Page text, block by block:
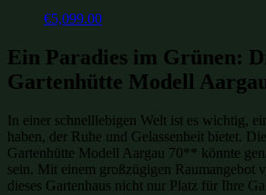
€5,099.00
Ein Paradies im Grünen:
Gartenhütte Modell
In einer schnelllebigen Welt ist es wichtig,
haben, der Ruhe und Gelassenheit bietet.
Gartenhütte Modell Aargau 70** könnte
sein. Mit einem großzügigen Raumangebot
dieses Gartenhaus nicht nur Platz für Ihre